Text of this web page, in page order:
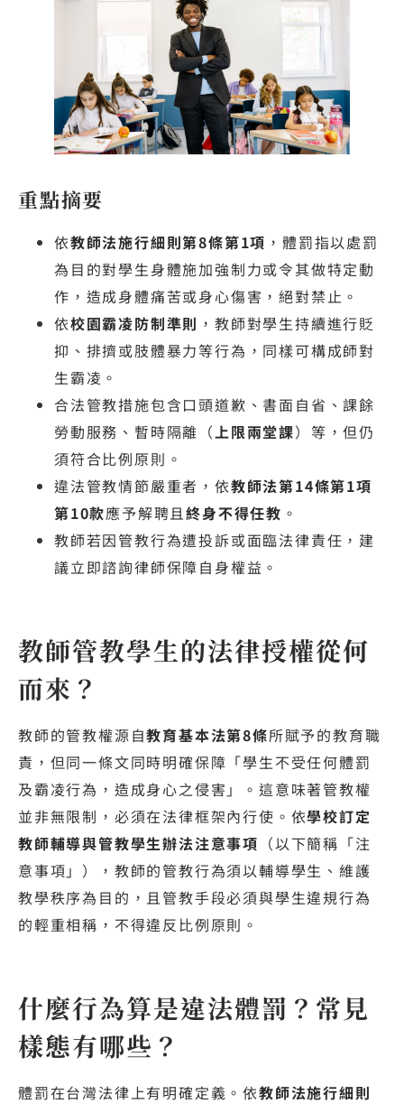
重點摘要
依教師法施行細則第8條第1項 ，體罰指以處罰
為目的對學生身體施加強制力或令其做特定動
作，造成身體痛苦或身心傷害，絕對禁止。
依校園霸凌防制準則 ，教師對學生持續進行貶
抑、排擠或肢體暴力等行為，同樣可構成師對
生霸凌。
合法管教措施包含口頭道歉、書面自省、課餘
勞動服務、暫時隔離（上限兩堂課）等，但仍
須符合比例原則。
違法管教情節嚴重者，依教師法第14條第1項
第10款應予解聘且終身不得任教 。
教師若因管教行為遭投訴或面臨法律責任，建
議立即諮詢律師保障自身權益。
教師管教學生的法律授權從何
而來？
教師的管教權源自教育基本法第8條所賦予的教育職
責，但同一條文同時明確保障「學生不受任何體罰
及霸凌行為，造成身心之侵害」。這意味著管教權
並非無限制，必須在法律框架內行使。依學校訂定
教師輔導與管教學生辦法注意事項 （以下簡稱「注
意事項」），教師的管教行為須以輔導學生、維護
教學秩序為目的，且管教手段必須與學生違規行為
的輕重相稱，不得違反比例原則。
什麼行為算是違法體罰？常見
樣態有哪些？
體罰在台灣法律上有明確定義。依教師法施行細則